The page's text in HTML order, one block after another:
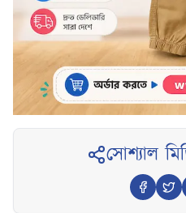
সোশ্যাল